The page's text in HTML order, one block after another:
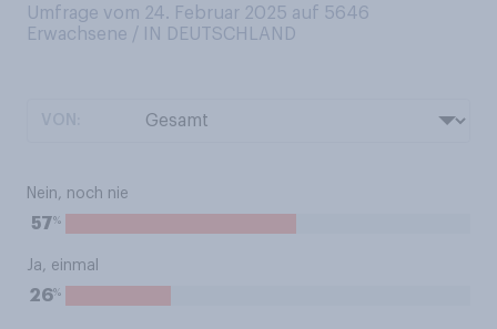
Umfrage vom 24. Februar 2025 auf 5646
Erwachsene / IN DEUTSCHLAND
Nein, noch nie
57%
Ja, einmal
26%